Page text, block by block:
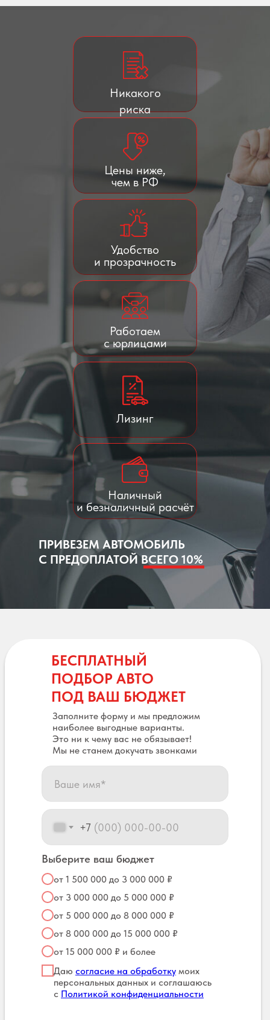
Никакого
риска
Цены ниже,
чем в РФ
Удобство
и прозрачность
Работаем
с юрлицами
Лизинг
Наличный
и безналичный расчёт
ПРИВЕЗЕМ АВТОМОБИЛЬ
С ПРЕДОПЛАТОЙ ВСЕГО 10%
БЕСПЛАТНЫЙ
ПОДБОР АВТО
ПОД ВАШ БЮДЖЕТ
Заполните форму и мы предложим
наиболее выгодные варианты.
Это ни к чему вас не обязывает!
Мы не станем докучать звонками
+7
Выберите ваш бюджет
от 1 500 000 до 3 000 000 ₽
от 3 000 000 до 5 000 000 ₽
от 5 000 000 до 8 000 000 ₽
от 8 000 000 до 15 000 000 ₽
от 15 000 000 ₽ и более
Даю согласие на обработку моих
персональных данных и соглашаюсь
с Политикой конфиденциальности